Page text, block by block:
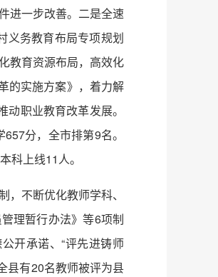
进一步改善。二是全速
义务教育布局专项规划
教育资源布局，高效化
的实施方案》，着力解
职业教育改革发展。
分，全市排第9名。
科上线11人。
不断优化教师学科、
理暂行办法》等6项制
开承诺、“评先进铸师
县有20名教师被评为县